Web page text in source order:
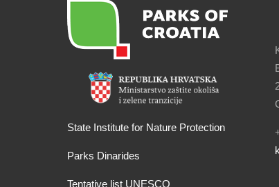
State Institute for Nature Protection
Parks Dinarides
Tentative list UNESCO